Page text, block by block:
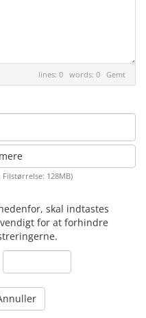
lines: 0 words: 0 Gemt
128MB)
skal indtastes
for at forhindre